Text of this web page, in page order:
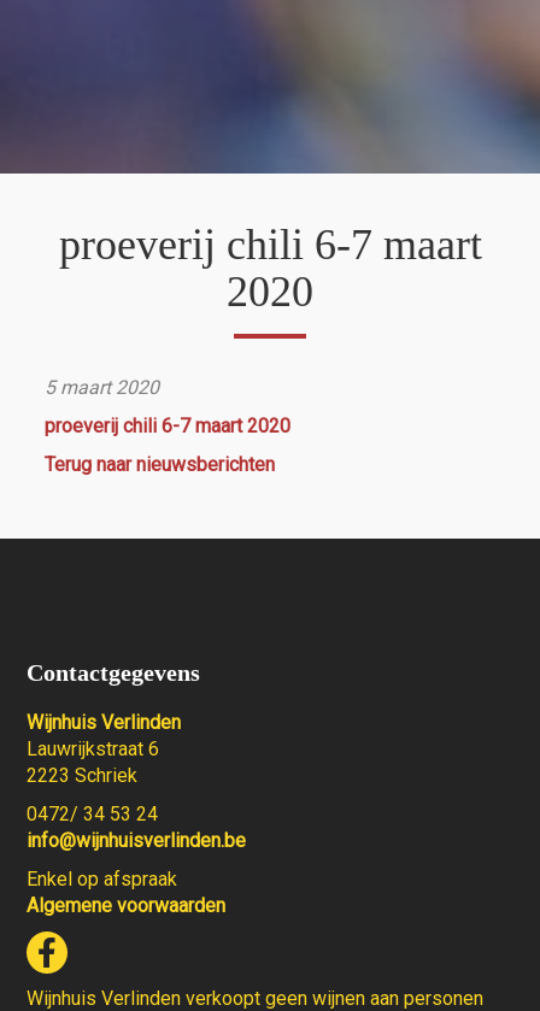
proeverij chili 6-7 maart
2020
5 maart 2020
proeverij chili 6-7 maart 2020
Terug naar nieuwsberichten
Contactgegevens
Wijnhuis Verlinden
Lauwrijkstraat 6
2223 Schriek
0472/ 34 53 24
info@wijnhuisverlinden.be
Enkel op afspraak
Algemene voorwaarden
Wijnhuis Verlinden verkoopt geen wijnen aan personen